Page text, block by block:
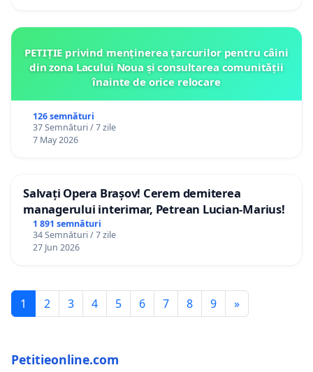
PETIȚIE privind menținerea țarcurilor pentru câini
din zona Lacului Noua și consultarea comunității
înainte de orice relocare
126 semnături
37 Semnături / 7 zile
7 May 2026
Salvați Opera Brașov! Cerem demiterea
managerului interimar, Petrean Lucian-Marius!
1 891 semnături
34 Semnături / 7 zile
27 Jun 2026
1 2 3 4 5 6 7 8 9 »
Petitieonline.com